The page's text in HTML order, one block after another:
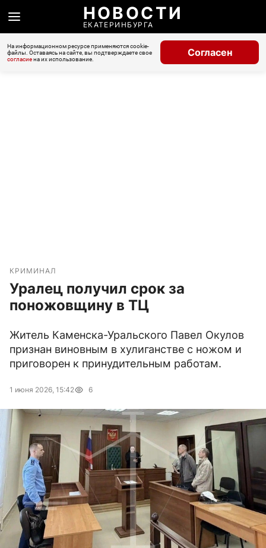
НОВОСТИ
ЕКАТЕРИНБУРГА
На информационном ресурсе применяются cookie-
файлы. Оставаясь на сайте, вы подтверждаете свое
согласиена их использование.
Согласен
КРИМИНАЛ
Уралец получил срок за
поножовщину в ТЦ
Житель Каменска-Уральского Павел Окулов
признан виновным в хулиганстве с ножом и
приговорен к принудительным работам.
1 июня 2026, 15:42 6